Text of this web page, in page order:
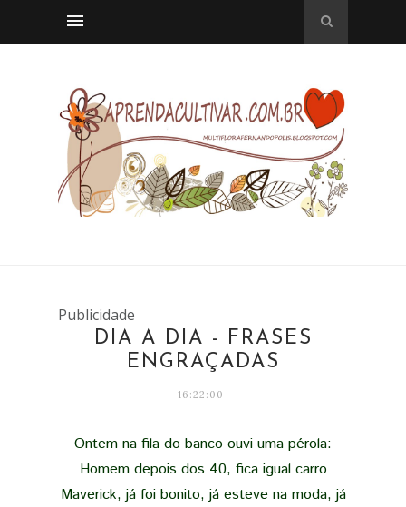
Publicidade
DIA A DIA - FRASES
ENGRAÇADAS
16:22:00
Ontem na fila do banco ouvi uma pérola:
Homem depois dos 40, fica igual carro
Maverick, já foi bonito, já esteve na moda, já